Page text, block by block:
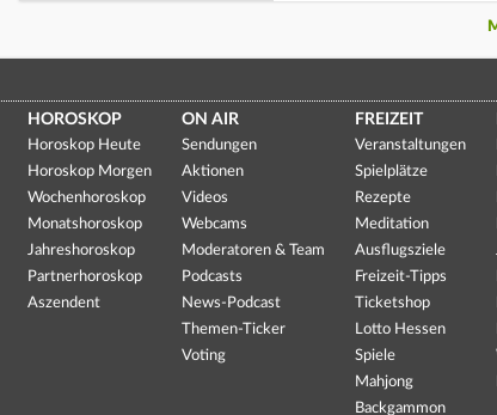
HOROSKOP
Horoskop Heute
Horoskop Morgen
Wochenhoroskop
Monatshoroskop
Jahreshoroskop
Partnerhoroskop
Aszendent
ON AIR
Sendungen
Aktionen
Videos
Webcams
Moderatoren & Team
Podcasts
News-Podcast
Themen-Ticker
Voting
FREIZEIT
Veranstaltungen
Spielplätze
Rezepte
Meditation
Ausflugsziele
Freizeit-Tipps
Ticketshop
Lotto Hessen
Spiele
Mahjong
Backgammon